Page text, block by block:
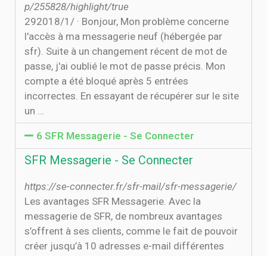
p/255828/highlight/true
29‏‏/1‏‏/2018 · Bonjour, Mon problème concerne
l'accès à ma messagerie neuf (hébergée par
sfr). Suite à un changement récent de mot de
passe, j'ai oublié le mot de passe précis. Mon
compte a été bloqué après 5 entrées
incorrectes. En essayant de récupérer sur le site
un …
6 SFR Messagerie - Se Connecter
SFR Messagerie - Se Connecter
https://se-connecter.fr/sfr-mail/sfr-messagerie/
Les avantages SFR Messagerie. Avec la
messagerie de SFR, de nombreux avantages
s’offrent à ses clients, comme le fait de pouvoir
créer jusqu’à 10 adresses e-mail différentes